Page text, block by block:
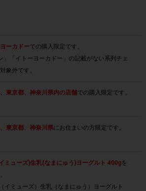
ーカドーでの購入限定です。
」「イトーヨーカドー」の記載がない系列チェ
象外です。
東京都、神奈川県内の店舗での購入限定です。
東京都、神奈川県にお住まいの方限定です。
ミューズ)生乳(なまにゅう)ヨーグルト 400gを
イミューズ）生乳（なまにゅう）ヨーグルト